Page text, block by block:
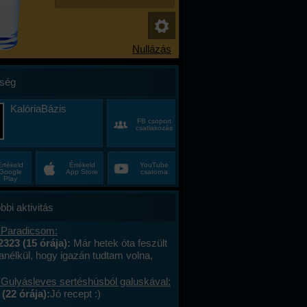
KalóriaBázis
FB csoport
csatlakozás
Play
Értékeld
App Store
YouTube
csatorna
aktivitás
(15 órája): Már hetek óta feszült
hogy igazán tudtam volna,
éveim közepén egyszer csak
minden, ami régen izgalmas
sertéshúsból galuskával:
órája):Jó recept :)